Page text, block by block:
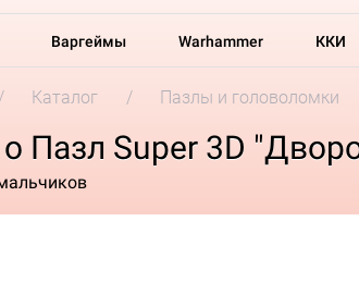
Варгеймы Warhammer ККИ
Каталог Пазлы и головоломки
Пазл Super 3D